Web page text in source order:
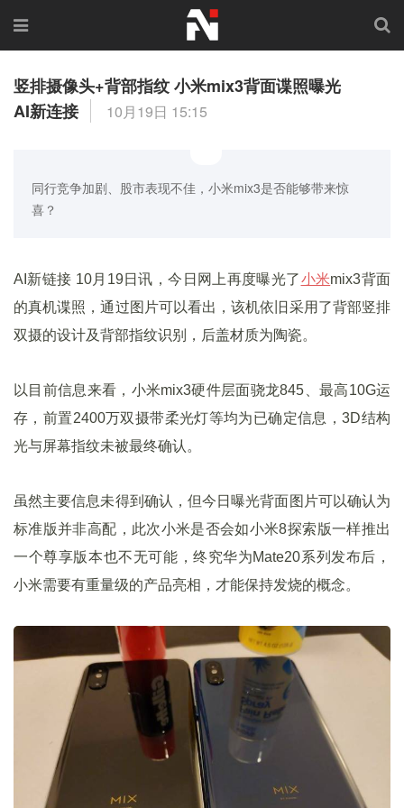
竖排摄像头+背部指纹 小米mix3背面谍照曝光
AI新连接
10月19日 15:15
同行竞争加剧、股市表现不佳，小米mix3是否能够带来惊
喜？
AI新链接 10月19日讯，今日网上再度曝光了小米mix3背面
的真机谍照，通过图片可以看出，该机依旧采用了背部竖排
双摄的设计及背部指纹识别，后盖材质为陶瓷。
以目前信息来看，小米mix3硬件层面骁龙845、最高10G运
存，前置2400万双摄带柔光灯等均为已确定信息，3D结构
光与屏幕指纹未被最终确认。
虽然主要信息未得到确认，但今日曝光背面图片可以确认为
标准版并非高配，此次小米是否会如小米8探索版一样推出
一个尊享版本也不无可能，终究华为Mate20系列发布后，
小米需要有重量级的产品亮相，才能保持发烧的概念。